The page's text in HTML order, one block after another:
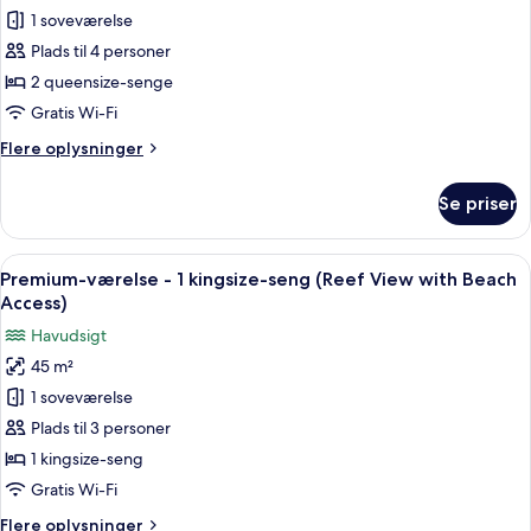
til
pool
af
Classic-
værelse
-
queensize-
handicapvenligt
1 soveværelse
Plads til 4 personer
2 queensize-senge
Gratis Wi-Fi
Flere oplysninger
Flere
værelse
2
queensize-
-
handicapvenligt
Se priser
Indlæs
alle
billeder
af
Premium-
værelse
-
1
kingsize-
Et overdækket udendørs
6
Premium-værelse - 1 kingsize-seng (Reef View with Beach
Access)
Havudsigt
45 m²
1 soveværelse
Plads til 3 personer
1 kingsize-seng
Gratis Wi-Fi
Flere oplysninger
Flere